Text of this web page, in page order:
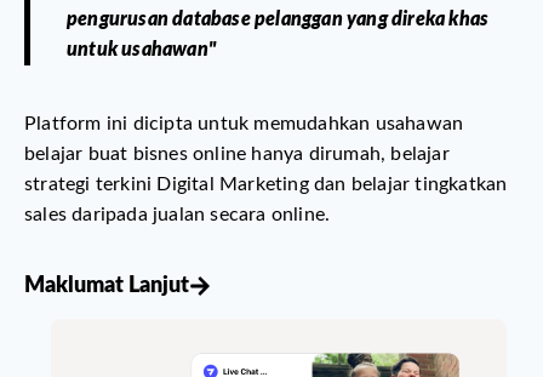
pengurusan database pelanggan yang direka khas
untuk usahawan"​
Platform ini dicipta untuk memudahkan usahawan
belajar buat bisnes online hanya dirumah, belajar
strategi terkini Digital Marketing dan belajar tingkatkan
sales daripada jualan secara online.
Maklumat Lanjut